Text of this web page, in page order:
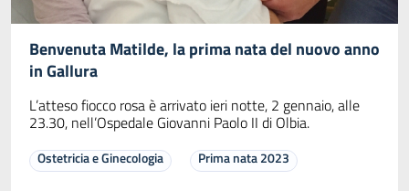
Benvenuta Matilde, la prima nata del nuovo anno
in Gallura
L’atteso fiocco rosa è arrivato ieri notte, 2 gennaio, alle
23.30, nell’Ospedale Giovanni Paolo II di Olbia.
Ostetricia e Ginecologia Prima nata 2023